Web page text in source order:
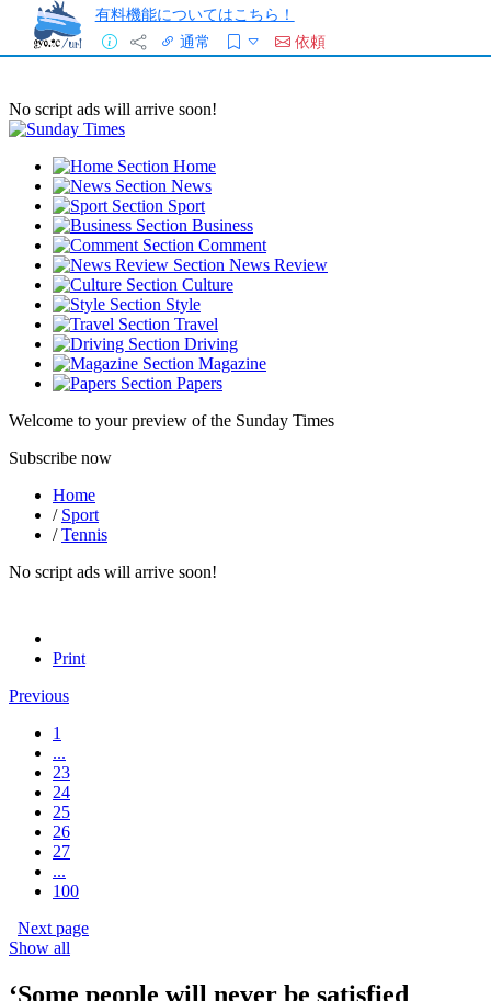
有料機能についてはこちら！
通常
依頼